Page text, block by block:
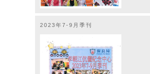
2023年7-9月季刊